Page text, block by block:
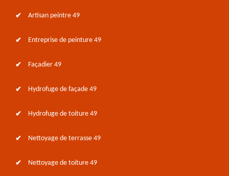
Artisan peintre 49
Entreprise de peinture 49
Façadier 49
Hydrofuge de façade 49
Hydrofuge de toiture 49
Nettoyage de terrasse 49
Nettoyage de toiture 49